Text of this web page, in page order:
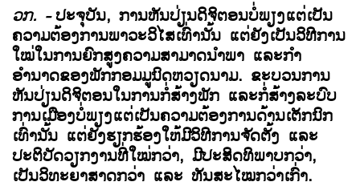
ວກ. -ປະຈຸບັນ, ການຫັນປ່ຽນດິຈິຕອນບໍ່ພຽງແຕ່ເປັນ
ຄວາມຕ້ອງການພາວະວິໄສເທົ່ານັ້ນ ແຕ່ຍັງເປັນວິທີການ
ໃໝ່ໃນການຍົກສູງຄວາມສາມາດນຳພາ ແລະກຳ
ອຳນາດຂອງພັກກອມມູນິດຫວຽດນາມ. ຂະບວນການ
ຫັນປ່ຽນດິຈິຕອນໃນການກໍ່ສ້າງພັກ ແລະກໍ່ສ້າງລະບົບ
ການເມືອງບໍ່ພຽງແຕ່ເປັນຄວາມຕ້ອງການດ້ານເຕັກນິກ
ເທົ່ານັ້ນ ແຕ່ຍັງຮຽກຮ້ອງໃຫ້ມີວິທີການຈັດຕັ້ງ ແລະ
ປະຕິບັດວຽກງານທີ່ໃໝ່ກວ່າ, ມີປະສິດທິພາບກວ່າ,
ເປັນວິທະຍາສາດກວ່າ ແລະ ທັນສະໄໝກວ່າເກົ່າ.